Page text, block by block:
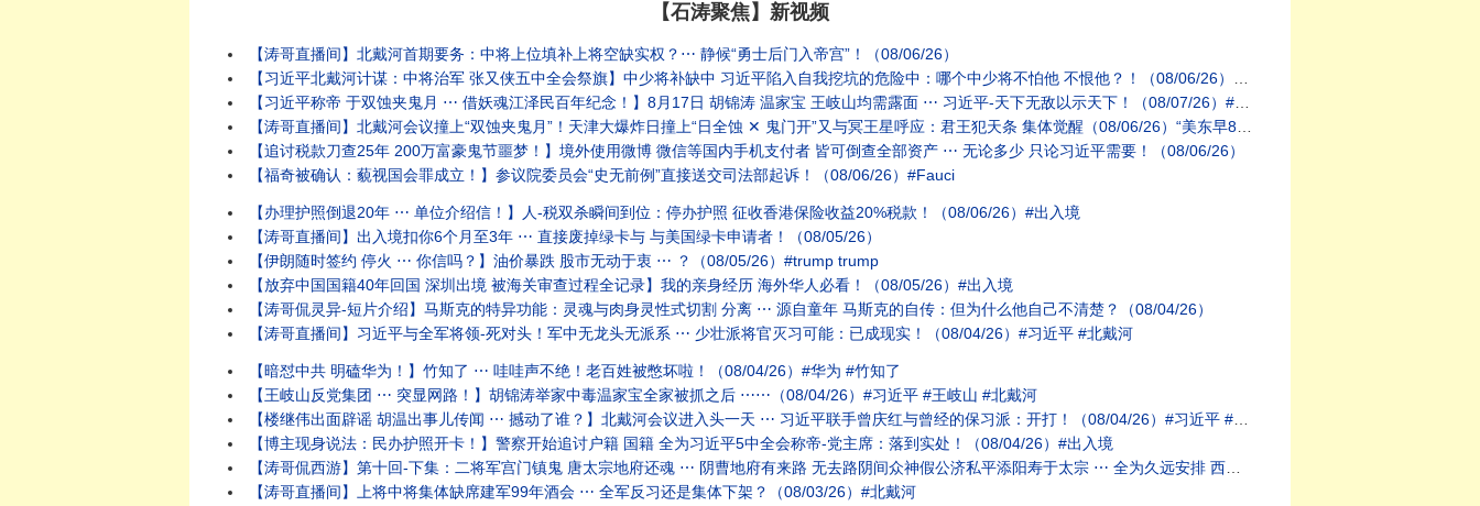
【石涛聚焦】新视频
【涛哥直播间】北戴河首期要务：中将上位填补上将空缺实权？⋯ 静候“勇士后门入帝宫”！（08/06/26）
【习近平北戴河计谋：中将治军 张又侠五中全会祭旗】中少将补缺中 习近平陷入自我挖坑的危险中：哪个中少将不怕他 不恨他？！（08/06/26）#习近平 #北戴河
【习近平称帝 于双蚀夹鬼月 ⋯ 借妖魂江泽民百年纪念！】8月17日 胡锦涛 温家宝 王岐山均需露面 ⋯ 习近平-天下无敌以示天下！（08/07/26）#习近平
【涛哥直播间】北戴河会议撞上“双蚀夹鬼月”！天津大爆炸日撞上“日全蚀 ✕ 鬼门开”又与冥王星呼应：君王犯天条 集体觉醒（08/06/26）“美东早8:45 北京晚8:45”
【追讨税款刀查25年 200万富豪鬼节噩梦！】境外使用微博 微信等国内手机支付者 皆可倒查全部资产 ⋯ 无论多少 只论习近平需要！（08/06/26）
【福奇被确认：藐视国会罪成立！】参议院委员会“史无前例”直接送交司法部起诉！（08/06/26）#Fauci
【办理护照倒退20年 ⋯ 单位介绍信！】人-税双杀瞬间到位：停办护照 征收香港保险收益20%税款！（08/06/26）#出入境
【涛哥直播间】出入境扣你6个月至3年 ⋯ 直接废掉绿卡与 与美国绿卡申请者！（08/05/26）
【伊朗随时签约 停火 ⋯ 你信吗？】油价暴跌 股市无动于衷 ⋯ ？（08/05/26）#trump trump
【放弃中国国籍40年回国 深圳出境 被海关审查过程全记录】我的亲身经历 海外华人必看！（08/05/26）#出入境
【涛哥侃灵异-短片介绍】马斯克的特异功能：灵魂与肉身灵性式切割 分离 ⋯ 源自童年 马斯克的自传：但为什么他自己不清楚？（08/04/26）
【涛哥直播间】习近平与全军将领-死对头！军中无龙头无派系 ⋯ 少壮派将官灭习可能：已成现实！（08/04/26）#习近平 #北戴河
【暗怼中共 明磕华为！】竹知了 ⋯ 哇哇声不绝！老百姓被憋坏啦！（08/04/26）#华为 #竹知了
【王岐山反党集团 ⋯ 突显网路！】胡锦涛举家中毒温家宝全家被抓之后 ⋯⋯（08/04/26）#习近平 #王岐山 #北戴河
【楼继伟出面辟谣 胡温出事儿传闻 ⋯ 撼动了谁？】北戴河会议进入头一天 ⋯ 习近平联手曾庆红与曾经的保习派：开打！（08/04/26）#习近平 #北戴河
【博主现身说法：民办护照开卡！】警察开始追讨户籍 国籍 全为习近平5中全会称帝-党主席：落到实处！（08/04/26）#出入境
【涛哥侃西游】第十回-下集：二将军宫门镇鬼 唐太宗地府还魂 ⋯ 阴曹地府有来路 无去路阴间众神假公济私平添阳寿于太宗 ⋯ 全为久远安排 西天取经闻佛法（08/01/26）
【涛哥直播间】上将中将集体缺席建军99年酒会 ⋯ 全军反习还是集体下架？（08/03/26）#北戴河